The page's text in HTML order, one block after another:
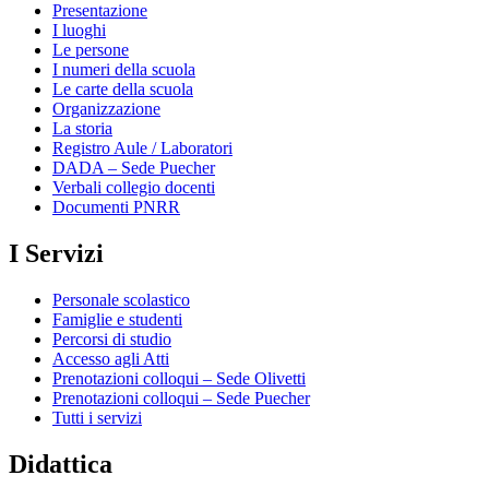
Presentazione
I luoghi
Le persone
I numeri della scuola
Le carte della scuola
Organizzazione
La storia
Registro Aule / Laboratori
DADA – Sede Puecher
Verbali collegio docenti
Documenti PNRR
I Servizi
Personale scolastico
Famiglie e studenti
Percorsi di studio
Accesso agli Atti
Prenotazioni colloqui – Sede Olivetti
Prenotazioni colloqui – Sede Puecher
Tutti i servizi
Didattica